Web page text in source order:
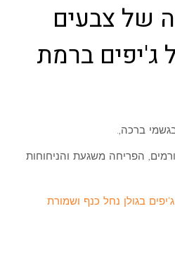
של צבעים
ג'יפים ברמת
ברכה,.
הפריחה משגעת והניחוחות
בגולן נחל כנף ושמורת